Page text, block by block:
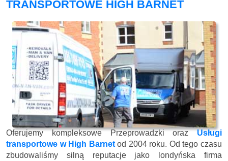
TRANSPORTOWE HIGH BARNET
Oferujemy kompleksowe Przeprowadzki orazUsługi
transportowe w High Barnetod 2004 roku. Od tego czasu
zbudowaliśmy silną reputacje jako londyńska firma